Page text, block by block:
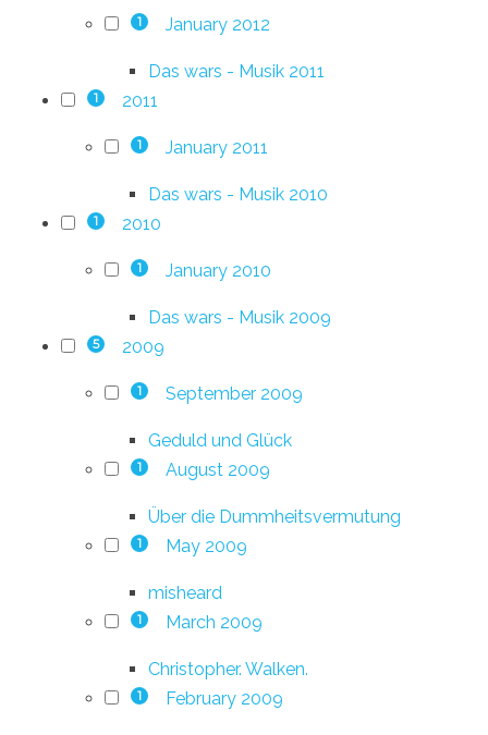
1 January 2012
Das wars - Musik 2011
1 2011
1 January 2011
Das wars - Musik 2010
1 2010
1 January 2010
Das wars - Musik 2009
5 2009
1 September 2009
Geduld und Glück
1 August 2009
Über die Dummheitsvermutung
1 May 2009
misheard
1 March 2009
Christopher. Walken.
1 February 2009